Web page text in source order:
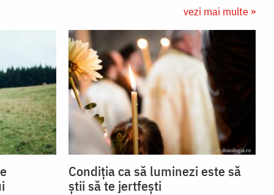
vezi mai multe »
Condiția ca să luminezi este să
știi să te jertfești